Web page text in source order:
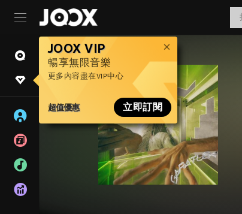
JOOX VIP
暢享無限音樂
更多內容盡在VIP中心
超值優惠 立即訂閱